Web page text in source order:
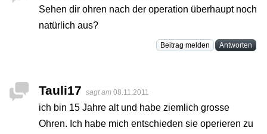
Sehen dir ohren nach der operation überhaupt noch
natürlich aus?
Beitrag melden Antworten
Tauli17 sagt am 08.11.2011
ich bin 15 Jahre alt und habe ziemlich grosse
Ohren. Ich habe mich entschieden sie operieren zu